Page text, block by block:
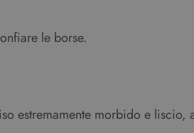
le borse.
estremamente morbido e liscio,